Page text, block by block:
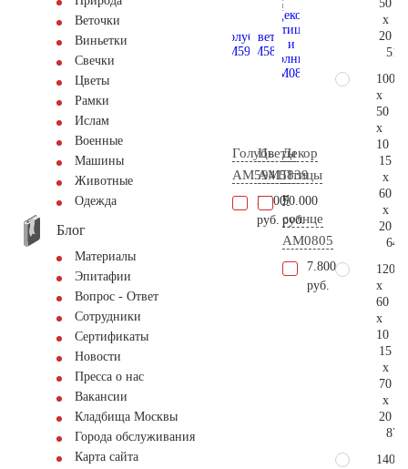
Веточки
Виньетки
Свечки
Цветы
Рамки
Ислам
Военные
Машины
Животные
Одежда
Блог
Материалы
Эпитафии
Вопрос - Ответ
Сотрудники
Сертификаты
Новости
Пресса о нас
Вакансии
Кладбища Москвы
Города обслуживания
Карта сайта
Голубь
AM5941
3.600
руб.
Цветы
AM5839
50.000
руб.
Декор
Птицы
и
солнце
AM0805
7.800
руб.
50
x
20
100
x
50
x
10
15
x
60
x
20
120
x
60
x
10
15
x
70
x
20
140